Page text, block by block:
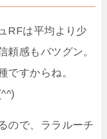
RFは平均より少
頼感もバツグン。
ですからね。
ので、ララルーチ